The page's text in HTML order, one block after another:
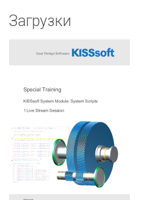
Загрузки